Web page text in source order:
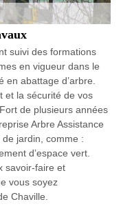
suivi des formations
en vigueur dans le
abattage d’arbre.
et la sécurité de vos
de plusieurs années
Arbre Assistance
jardin, comme :
d’espace vert.
savoir-faire et
vous soyez
Chaville.